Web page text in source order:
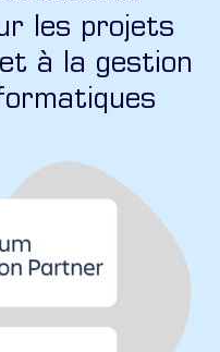
les projets
à la gestion